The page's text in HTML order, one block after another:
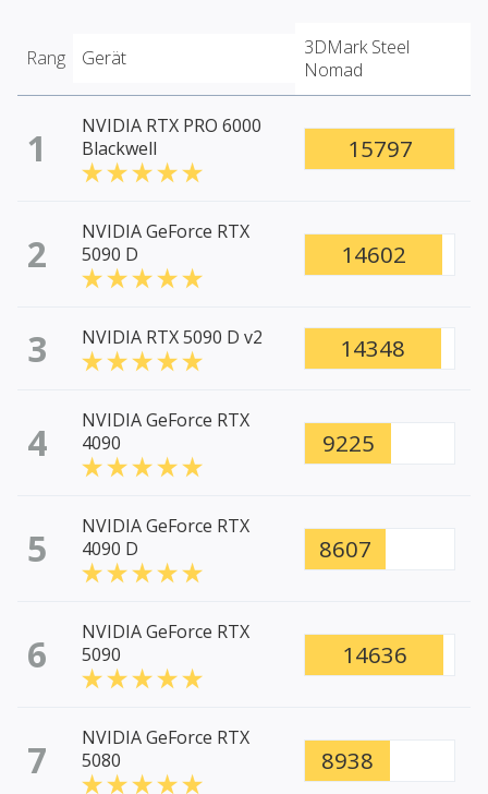
Rang Gerät
3DMark Steel
Nomad
1
NVIDIA RTX PRO 6000
Blackwell
15797
2
NVIDIA GeForce RTX
5090 D
14602
3 NVIDIA RTX 5090 D v2 14348
4
NVIDIA GeForce RTX
4090
9225
5
NVIDIA GeForce RTX
4090 D
8607
6
NVIDIA GeForce RTX
5090
14636
7
NVIDIA GeForce RTX
5080
8938